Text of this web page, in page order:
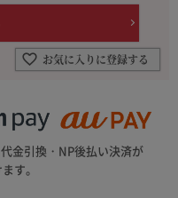
お気に入りに登録する
金引換・NP後払い決済が
す。